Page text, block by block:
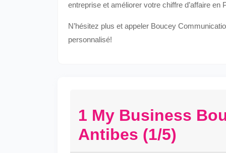
entreprise et améliorer votre chiffre d’affaire en
N’hésitez plus et appeler Boucey
personnalisé!
1 My Business
Antibes (1/5)